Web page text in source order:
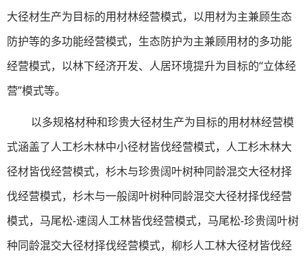
大径材生产为目标的用材林经营模式，以用材为主兼顾生态
防护等的多功能经营模式，生态防护为主兼顾用材的多功能
经营模式，以林下经济开发、人居环境提升为目标的“立体经
营”模式等。
以多规格材种和珍贵大径材生产为目标的用材林经营模
式涵盖了人工杉木林中小径材皆伐经营模式，人工杉木林大
径材皆伐经营模式，杉木与珍贵阔叶树种同龄混交大径材择
伐经营模式，杉木与一般阔叶树种同龄混交大径材择伐经营
模式，马尾松-速阔人工林皆伐经营模式，马尾松-珍贵阔叶树
种同龄混交大径材择伐经营模式，柳杉人工林大径材皆伐经